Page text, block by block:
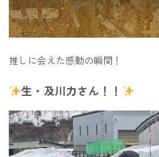
推しに会えた感動の瞬間！
生・及川力さん！！